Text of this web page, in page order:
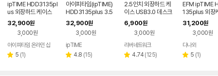
ipTIME HDD3135pl
us 외장하드 케이스
32,900원
3,000원
아이피타임 온라인 샵
별 5 리
(1)
아이피타임(ipTIME)
HDD3135plus 3.5
인치 외장하드 케이스
USB 3.0 지원
32,900원
3,000원
ipTIME
별 4.8 리
(15)
2.5인치 외장하드 케
이스 USB3.0 데스크
탑 노트북 HDD SSD
케이스 파우치
6,900원
3,000원
페이
리버네트워크
별 4.74 리
(125)
EFM ipTIME
135plus 외장
(하드미포함)
31,200원
3,000원
페이
다나와
별 5 리
(1)